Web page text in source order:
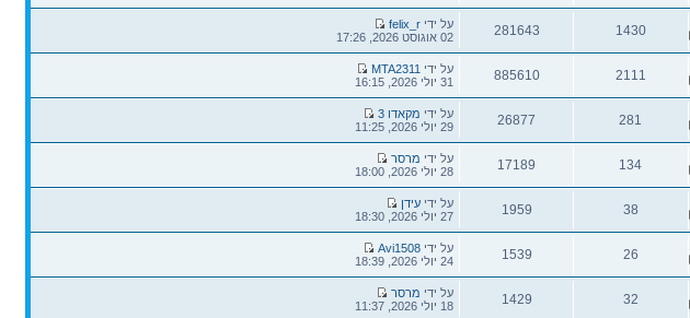
תגובות
צפיות
1430
תגובות
281643
צפיות
הודעה
אחרונה
על ידי felix_r
02 אוגוסט 2026, 17:26
2111
תגובות
885610
צפיות
הודעה
אחרונה
על ידי MTA2311
31 יולי 2026, 16:15
281
תגובות
26877
צפיות
הודעה
אחרונה
על ידי מקאדו 3
29 יולי 2026, 11:25
134
תגובות
17189
צפיות
הודעה
אחרונה
על ידי מרסר
28 יולי 2026, 18:00
38
תגובות
1959
צפיות
הודעה
אחרונה
על ידי עידן
27 יולי 2026, 18:30
26
תגובות
1539
צפיות
הודעה
אחרונה
על ידי Avi1508
24 יולי 2026, 18:39
32
1429
הודעה
אחרונה
על ידי מרסר
18 יולי 2026, 11:37